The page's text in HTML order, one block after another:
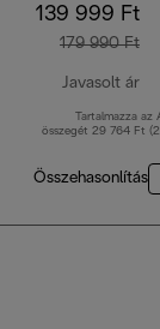
139 999 Ft
179 990 Ft
Javasolt ár
Tartalmazza az
összegét 29 764 Ft
Összehasonlítás